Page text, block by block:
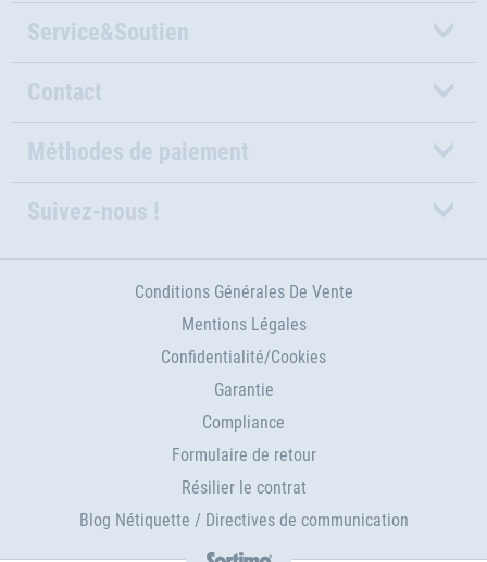
Service&Soutien
Contact
Méthodes de paiement
Suivez-nous !
Conditions Générales De Vente
Mentions Légales
Confidentialité/Cookies
Garantie
Compliance
Formulaire de retour
Résilier le contrat
Blog Nétiquette / Directives de communication